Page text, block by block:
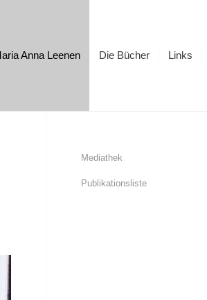
Anna Leenen Die Bücher Links
Mediathek
Publikationsliste